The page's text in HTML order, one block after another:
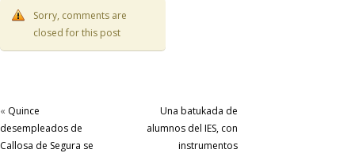
Sorry, comments are
closed for this post
« Quince
desempleados de
Callosa de Segura se
Una batukada de
alumnos del IES, con
instrumentos